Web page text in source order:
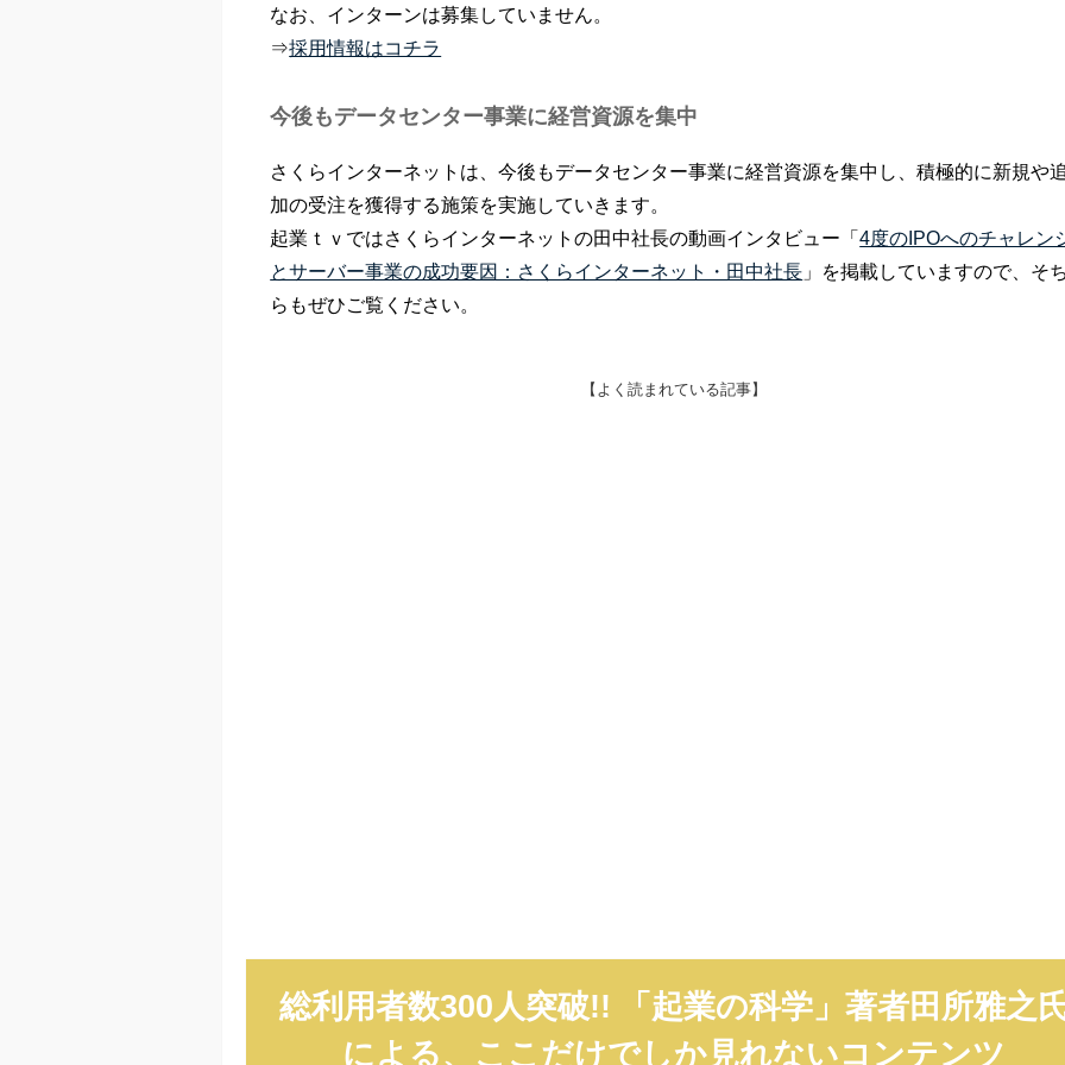
なお、インターンは募集していません。
⇒採用情報はコチラ
今後もデータセンター事業に経営資源を集中
さくらインターネットは、今後もデータセンター事業に経営資源を集中し、積極的に新規や追
加の受注を獲得する施策を実施していきます。
起業ｔｖではさくらインターネットの田中社長の動画インタビュー「4度のIPOへのチャレン
とサーバー事業の成功要因：さくらインターネット・田中社長 」を掲載していますので、そち
らもぜひご覧ください。
【よく読まれている記事】
総利用者数300人突破!! 「起業の科学」著者田所雅之
による、ここだけでしか見れないコンテンツ